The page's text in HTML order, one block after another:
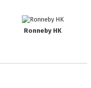
Ronneby HK